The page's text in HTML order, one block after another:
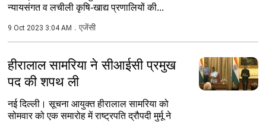
न्यायसंगत व लचीली कृषि-खाद्य प्रणालियों की...
9 Oct 2023 3:04 AM एजेंसी
हीरालाल सामरिया ने सीआईसी प्रमुख
पद की शपथ ली
नई दिल्ली। सूचना आयुक्त हीरालाल सामरिया को
सोमवार को एक समारोह में राष्ट्रपति द्रौपदी मुर्मू ने